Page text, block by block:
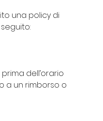
una policy di
dell’orario
a un rimborso o